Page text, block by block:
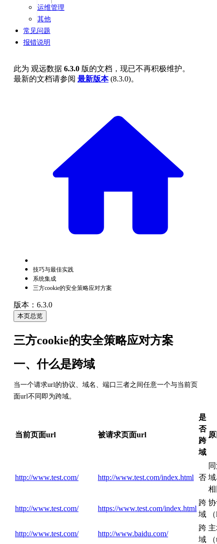
运维管理
其他
常见问题
报错说明
此为 观远数据 6.3.0 版的文档，现已不再积极维护。
最新的文档请参阅 最新版本(8.3.0)。
技巧与最佳实践
系统集成
三方cookie的安全策略应对方案
版本：6.3.0
本页总览
三方cookie的安全策略应对方案
一、什么是跨域
当一个请求url的协议、域名、端口三者之间任意一个与当前页
面url不同即为跨域。
当前页面url 被请求页面url
是
否
跨
域
http://www.test.com/ http://www.test.com/index.html 否
http://www.test.com/ https://www.test.com/index.html
跨
域
http://www.test.com/ http://www.baidu.com/
跨
域